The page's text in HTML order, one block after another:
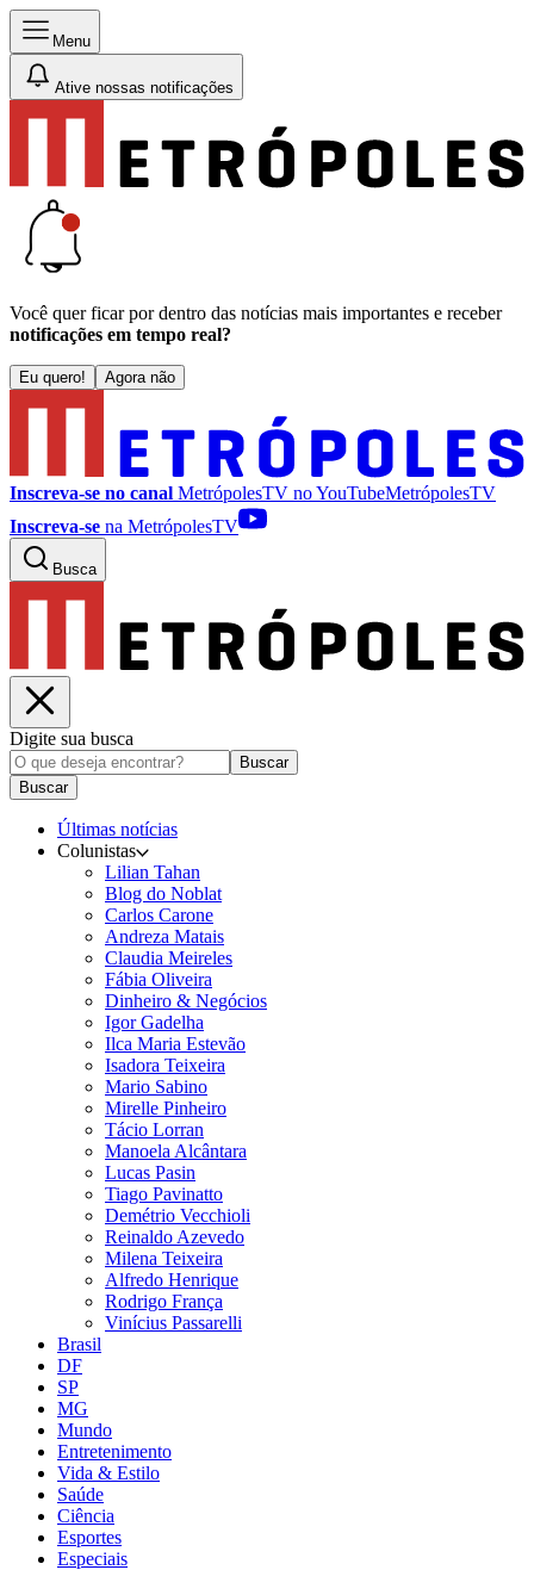
Menu
Ative nossas notificações
Você quer ficar por dentro das notícias mais importantes e receber
notificações em tempo real?
Eu quero! Agora não
Inscreva-se no canal MetrópolesTV noYouTubeMetrópolesTV
Inscreva-se na MetrópolesTV
Busca
Digite sua busca
Buscar
Buscar
Últimas notícias
Colunistas
Lilian Tahan
Blog do Noblat
Carlos Carone
Andreza Matais
Claudia Meireles
Fábia Oliveira
Dinheiro & Negócios
Igor Gadelha
Ilca Maria Estevão
Isadora Teixeira
Mario Sabino
Mirelle Pinheiro
Tácio Lorran
Manoela Alcântara
Lucas Pasin
Tiago Pavinatto
Demétrio Vecchioli
Reinaldo Azevedo
Milena Teixeira
Alfredo Henrique
Rodrigo França
Vinícius Passarelli
Brasil
DF
SP
MG
Mundo
Entretenimento
Vida & Estilo
Saúde
Ciência
Esportes
Especiais